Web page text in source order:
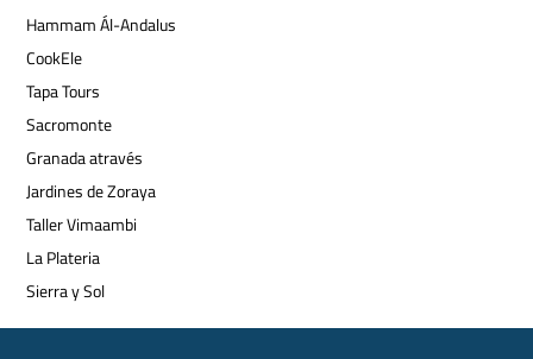
Hammam Ál-Andalus
CookEle
Tapa Tours
Sacromonte
Granada através
Jardines de Zoraya
Taller Vimaambi
La Plateria
Sierra y Sol